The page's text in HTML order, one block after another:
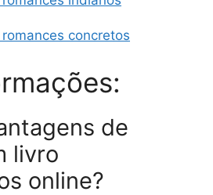
concretos
de
livro
online?